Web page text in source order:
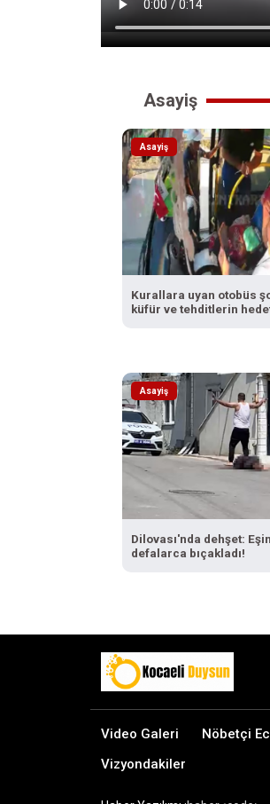
Asayiş
Asayiş
Kurallara uyan otobüs
küfür ve tehditlerin
Asayiş
Dilovası'nda dehşet:
defalarca bıçakladı!
Video Galeri Nöbetçi
Vizyondakiler